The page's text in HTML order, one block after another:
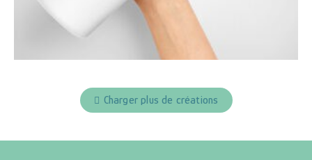
Charger plus de créations